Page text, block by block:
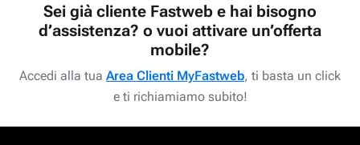
Sei già cliente Fastweb e hai bisogno
d’assistenza? o vuoi attivare un’offerta
mobile?
Accedi alla tua Area Clienti MyFastweb, ti basta un click
e ti richiamiamo subito!